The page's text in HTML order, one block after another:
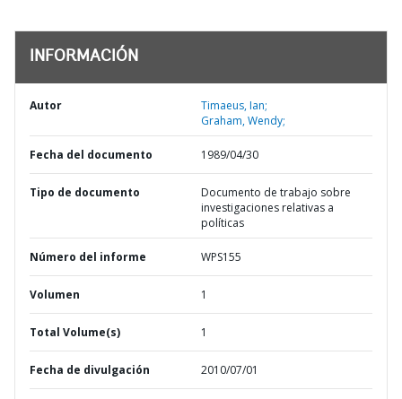
INFORMACIÓN
Autor
Timaeus, Ian;
Graham, Wendy;
Fecha del documento 1989/04/30
Tipo de documento
Documento de trabajo sobre
investigaciones relativas a
políticas
Número del informe WPS155
Volumen 1
Total Volume(s) 1
Fecha de divulgación 2010/07/01